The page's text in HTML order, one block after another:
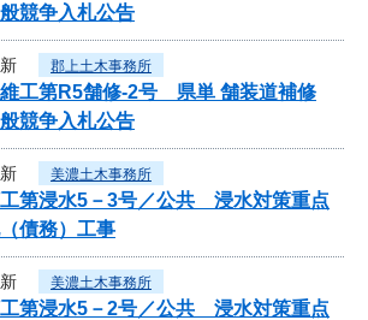
競争入札公告
郡上土木事務所
維工第R5舗修-2号 県単 舗装道補修
競争入札公告
美濃土木事務所
工第浸水5－3号／公共 浸水対策重点
債務）工事
美濃土木事務所
工第浸水5－2号／公共 浸水対策重点